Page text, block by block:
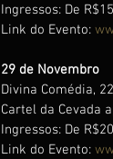
Ingressos: De
Link do Evento:
29 de Novembro
Divina Comédia,
Cartel da Cevada
Ingressos: De
Link do Evento: